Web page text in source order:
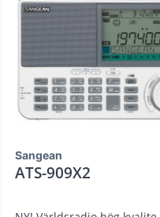
Sangean
ATS-909X2